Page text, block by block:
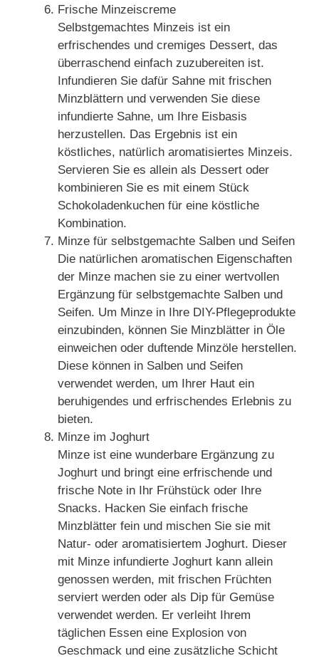
Frische Minzeiscreme
Selbstgemachtes Minzeis ist ein
erfrischendes und cremiges Dessert, das
überraschend einfach zuzubereiten ist.
Infundieren Sie dafür Sahne mit frischen
Minzblättern und verwenden Sie diese
infundierte Sahne, um Ihre Eisbasis
herzustellen. Das Ergebnis ist ein
köstliches, natürlich aromatisiertes Minzeis.
Servieren Sie es allein als Dessert oder
kombinieren Sie es mit einem Stück
Schokoladenkuchen für eine köstliche
Kombination.
Minze für selbstgemachte Salben und Seifen
Die natürlichen aromatischen Eigenschaften
der Minze machen sie zu einer wertvollen
Ergänzung für selbstgemachte Salben und
Seifen. Um Minze in Ihre DIY-Pflegeprodukte
einzubinden, können Sie Minzblätter in Öle
einweichen oder duftende Minzöle herstellen.
Diese können in Salben und Seifen
verwendet werden, um Ihrer Haut ein
beruhigendes und erfrischendes Erlebnis zu
bieten.
Minze im Joghurt
Minze ist eine wunderbare Ergänzung zu
Joghurt und bringt eine erfrischende und
frische Note in Ihr Frühstück oder Ihre
Snacks. Hacken Sie einfach frische
Minzblätter fein und mischen Sie sie mit
Natur- oder aromatisiertem Joghurt. Dieser
mit Minze infundierte Joghurt kann allein
genossen werden, mit frischen Früchten
serviert werden oder als Dip für Gemüse
verwendet werden. Er verleiht Ihrem
täglichen Essen eine Explosion von
Geschmack und eine zusätzliche Schicht